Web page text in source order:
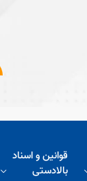
قوانین و اسناد
بالادستی